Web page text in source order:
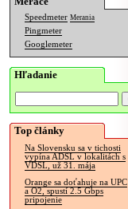
Speedmeter Merania
Pingmeter
Googlemeter
Hľadanie
Top články
Na Slovensku sa v tichosti
vypína ADSL v lokalitách s
VDSL, už 31. mája
Orange sa doťahuje na UPC
a O2, spustí 2.5 Gbps
pripojenie